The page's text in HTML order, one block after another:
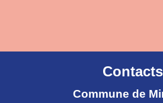
Contacts
Commune de